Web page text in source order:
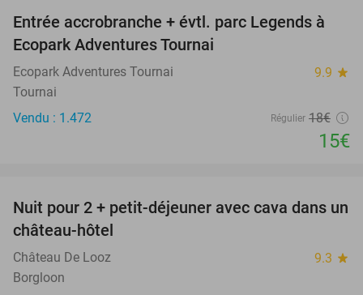
17%
Entrée accrobranche + évtl. parc Legends à
Ecopark Adventures Tournai
Ecopark Adventures Tournai 9.9 star
Tournai
Vendu : 1.472
Régulier 18€
15€
48%
Nuit pour 2 + petit-déjeuner avec cava dans un
château-hôtel
Château De Looz 9.3 star
Borgloon